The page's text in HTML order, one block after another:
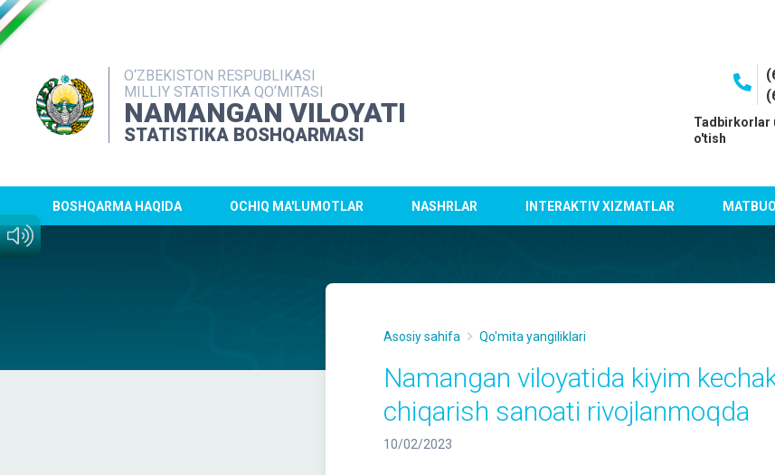
O‘ZBEKISTON RESPUBLIKASI
MILLIY STATISTIKA QO‘MITASI
NAMANGAN VILOYATI
STATISTIKA BOSHQARMASI
Tadbirkorlar
o'tish
BOSHQARMA HAQIDA OCHIQ MA'LUMOTLAR NASHRLAR INTERAKTIV XIZMATLAR
Asosiy sahifa Qo'mita yangiliklari
Namangan viloyatida kiyim
chiqarish sanoati rivojlanmoqda
10/02/2023